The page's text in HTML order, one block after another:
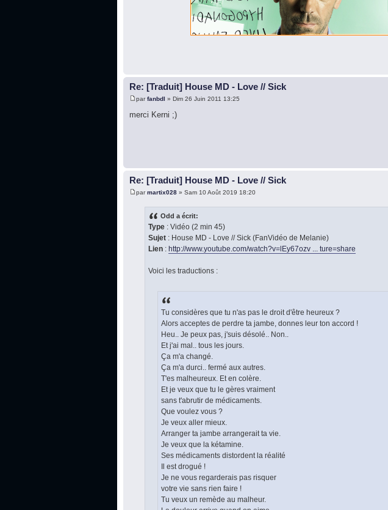
Re: [Traduit] House MD - Love // Sick
parfanbdl » Dim 26 Juin 2011 13:25
merci Kerni ;)
Re: [Traduit] House MD - Love // Sick
parmartix028 » Sam 10 Août 2019 18:20
Odd a écrit:
Type : Vidéo (2 min 45)
Sujet : House MD - Love // Sick (FanVidéo de Melanie)
Lien : http://www.youtube.com/watch?v=lEy67ozv ... ture=share
Voici les traductions :
Tu considères que tu n'as pas le droit d'être heureux ?
Alors acceptes de perdre ta jambe, donnes leur ton accord !
Heu.. Je peux pas, j'suis désolé.. Non..
Et j'ai mal.. tous les jours.
Ça m'a changé.
Ça m'a durci.. fermé aux autres.
T'es malheureux. Et en colère.
Et je veux que tu le gères vraiment
sans t'abrutir de médicaments.
Que voulez vous ?
Je veux aller mieux.
Arranger ta jambe arrangerait ta vie.
Je veux que la kétamine.
Ses médicaments distordent la réalité
Il est drogué !
Je ne vous regarderais pas risquer
votre vie sans rien faire !
Tu veux un remède au malheur.